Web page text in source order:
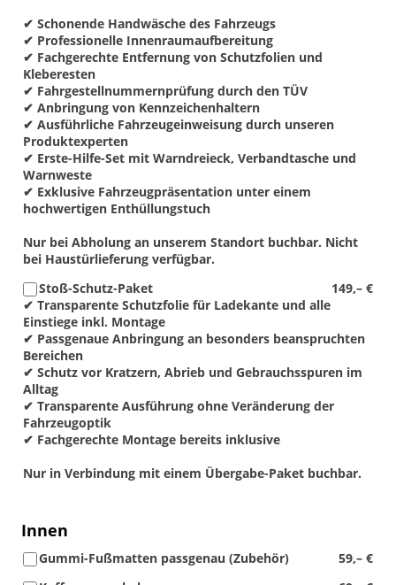
✔ Schonende Handwäsche des Fahrzeugs
✔ Professionelle Innenraumaufbereitung
✔ Fachgerechte Entfernung von Schutzfolien und
Kleberesten
✔ Fahrgestellnummernprüfung durch den TÜV
✔ Anbringung von Kennzeichenhaltern
✔ Ausführliche Fahrzeugeinweisung durch unseren
Produktexperten
✔ Erste-Hilfe-Set mit Warndreieck, Verbandtasche und
Warnweste
✔ Exklusive Fahrzeugpräsentation unter einem
hochwertigen Enthüllungstuch
Nur bei Abholung an unserem Standort buchbar. Nicht
bei Haustürlieferung verfügbar.
149,– €
Stoß-Schutz-Paket
✔ Transparente Schutzfolie für Ladekante und alle
Einstiege inkl. Montage
✔ Passgenaue Anbringung an besonders beanspruchten
Bereichen
✔ Schutz vor Kratzern, Abrieb und Gebrauchsspuren im
Alltag
✔ Transparente Ausführung ohne Veränderung der
Fahrzeugoptik
✔ Fachgerechte Montage bereits inklusive
Nur in Verbindung mit einem Übergabe-Paket buchbar.
Innen
59,– €
Gummi-Fußmatten passgenau (Zubehör)